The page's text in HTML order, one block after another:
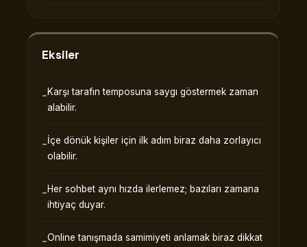
Eksiler
Karşı tarafın temposuna saygı göstermek zaman
alabilir.
İçe dönük kişiler için ilk adım biraz daha zorlayıcı
olabilir.
Her sohbet aynı hızda ilerlemez; bazıları zamana
ihtiyaç duyar.
Online tanışmada samimiyeti anlamak biraz dikkat